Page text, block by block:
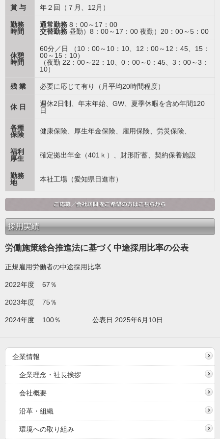
賞 与 年２回（７月、12月）
勤務
時間
通常勤務 8：00～17：00
交替勤務 昼勤）8：00～17：00 夜勤）20：00～5：00
休憩
時間
60分／日 （10：00～10：10、12：00～12：45、15：
00～15：10）
（夜勤 22：00～22：10、0：00～0：45、3：00～3：
10）
残 業 必要に応じて有り（月平均20時間程度）
休 日
週休2日制、年末年始、GW、夏季休暇を含め年間120
日
各種
保険
健康保険、厚生年金保険、雇用保険、労災保険、
福利
厚生
確定拠出年金（401ｋ）、財形貯蓄、契約保養施設
勤務
地
本社工場（愛知県日進市）
採用実績
労働施策総合推進法に基づく中途採用比率の公表
正規雇用労働者の中途採用比率
2022年度 67％
2023年度 75％
2024年度 100％ 公表日 2025年6月10日
企業情報
企業理念・社長挨拶
会社概要
沿革・組織
環境への取り組み